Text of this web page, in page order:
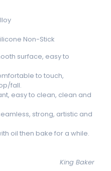
Non-Stick
surface, easy to
to touch,
fall.
easy to clean, clean and
strong, artistic and
oil then bake for a while.
King Baker